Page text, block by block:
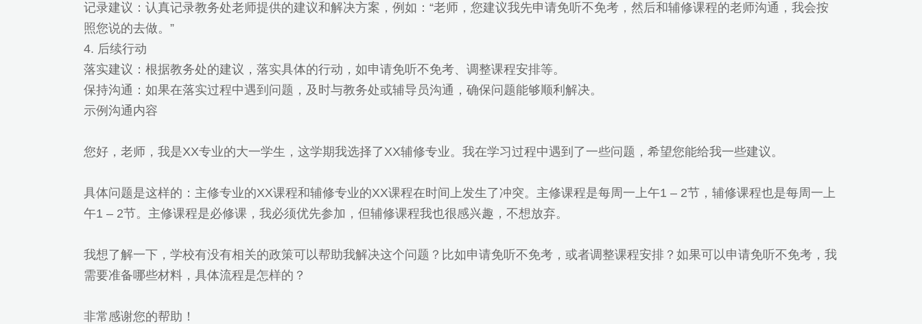
记录建议：认真记录教务处老师提供的建议和解决方案，例如：“老师，您建议我先申请免听不免考，然后和辅修课程的老师沟通，我会按
照您说的去做。”
4. 后续行动
落实建议：根据教务处的建议，落实具体的行动，如申请免听不免考、调整课程安排等。
保持沟通：如果在落实过程中遇到问题，及时与教务处或辅导员沟通，确保问题能够顺利解决。
示例沟通内容
您好，老师，我是XX专业的大一学生，这学期我选择了XX辅修专业。我在学习过程中遇到了一些问题，希望您能给我一些建议。
具体问题是这样的：主修专业的XX课程和辅修专业的XX课程在时间上发生了冲突。主修课程是每周一上午1 – 2节，辅修课程也是每周一上
午1 – 2节。主修课程是必修课，我必须优先参加，但辅修课程我也很感兴趣，不想放弃。
我想了解一下，学校有没有相关的政策可以帮助我解决这个问题？比如申请免听不免考，或者调整课程安排？如果可以申请免听不免考，我
需要准备哪些材料，具体流程是怎样的？
非常感谢您的帮助！